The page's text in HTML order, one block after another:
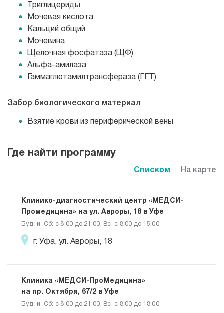
Триглицериды
Мочевая кислота
Кальций общий
Мочевина
Щелочная фосфатаза (ЩФ)
Альфа-амилаза
Гаммаглютамилтрансфераза (ГГТ)
Забор биологического материал
Взятие крови из периферической вены
Списком На карте
Где найти программу
Клинико-диагностический центр «МЕДСИ-
Промедицина» на ул. Авроры, 18 в Уфе
Будни, Сб: c 8:00 до 21:00, Вс: c 8:00 до 15:00
г. Уфа, ул. Авроры, 18
Клиника «МЕДСИ-ПроМедицина»
на пр. Октября, 67/2 в Уфе
Будни, Сб: c 8:00 до 21:00, Вс: c 8:00 до 18:00